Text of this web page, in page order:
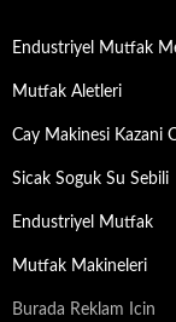
Endustriyel Mutfak
Mutfak Aletleri
Cay Makinesi Kazani
Sicak Soguk Su Sebili
Endustriyel Mutfak
Mutfak Makineleri
Burada Reklam Icin